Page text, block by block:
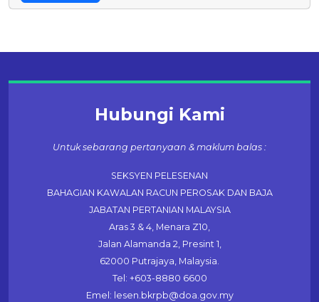
Hubungi Kami
Untuk sebarang pertanyaan & maklum balas :
SEKSYEN PELESENAN
BAHAGIAN KAWALAN RACUN PEROSAK DAN BAJA
JABATAN PERTANIAN MALAYSIA
Aras 3 & 4, Menara Z10,
Jalan Alamanda 2, Presint 1,
62000 Putrajaya, Malaysia.
Tel: +603-8880 6600
Emel: lesen.bkrpb@doa.gov.my